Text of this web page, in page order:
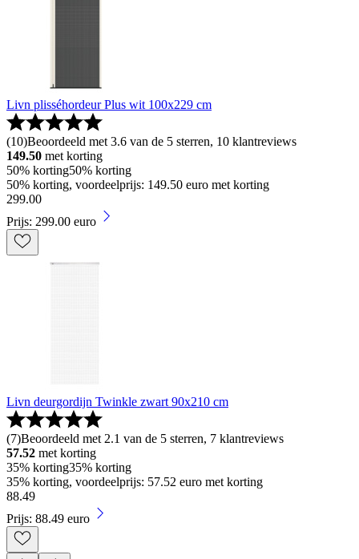
Livn plisséhordeur Plus wit 100x229 cm
(10)Beoordeeld met 3.6 van de 5 sterren, 10 klantreviews
149.50 met korting
50% korting50% korting
50% korting, voordeelprijs: 149.50 euro met korting
299.00
Prijs: 299.00 euro
Livn deurgordijn Twinkle zwart 90x210 cm
(7)Beoordeeld met 2.1 van de 5 sterren, 7 klantreviews
57.52 met korting
35% korting35% korting
35% korting, voordeelprijs: 57.52 euro met korting
88.49
Prijs: 88.49 euro